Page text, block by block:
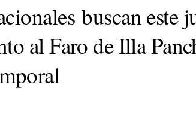
buscan este
al Faro de Illa